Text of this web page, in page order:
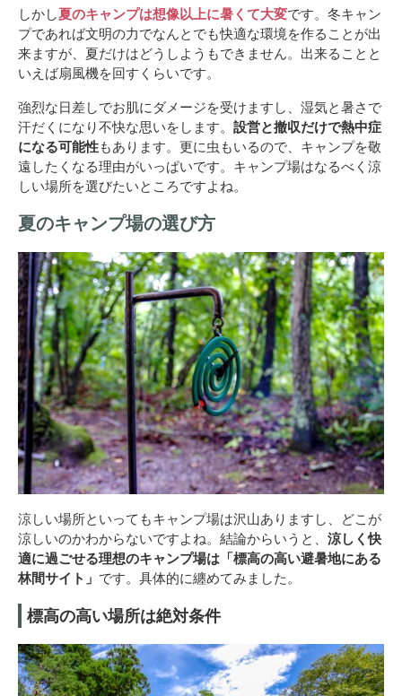
しかし夏のキャンプは想像以上に暑くて大変です。冬キャン
プであれば文明の力でなんとでも快適な環境を作ることが出
来ますが、夏だけはどうしようもできません。出来ることと
いえば扇風機を回すくらいです。
強烈な日差しでお肌にダメージを受けますし、湿気と暑さで
汗だくになり不快な思いをします。 設営と撤収だけで熱中症
になる可能性もあります。更に虫もいるので、キャンプを敬
遠したくなる理由がいっぱいです。キャンプ場はなるべく涼
しい場所を選びたいところですよね。
夏のキャンプ場の選び方
涼しい場所といってもキャンプ場は沢山ありますし、どこが
涼しいのかわからないですよね。結論からいうと、 涼しく快
適に過ごせる理想のキャンプ場は「標高の高い避暑地にある
林間サイト」 です。具体的に纏めてみました。
標高の高い場所は絶対条件